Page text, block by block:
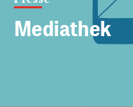
Mediathek